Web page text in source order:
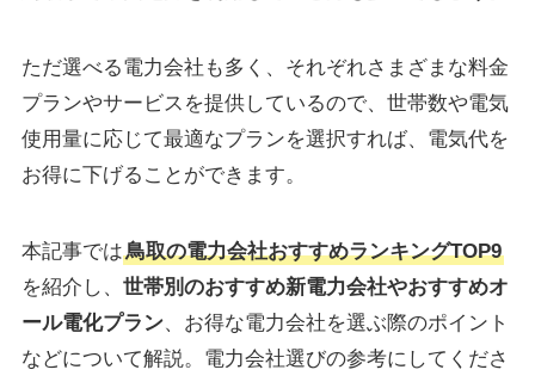
ただ選べる電力会社も多く、それぞれさまざまな料金
プランやサービスを提供しているので、世帯数や電気
使用量に応じて最適なプランを選択すれば、電気代を
お得に下げることができます。
本記事では鳥取の電力会社おすすめランキングTOP9
を紹介し、 世帯別のおすすめ新電力会社やおすすめオ
ール電化プラン、お得な電力会社を選ぶ際のポイント
などについて解説。電力会社選びの参考にしてくださ